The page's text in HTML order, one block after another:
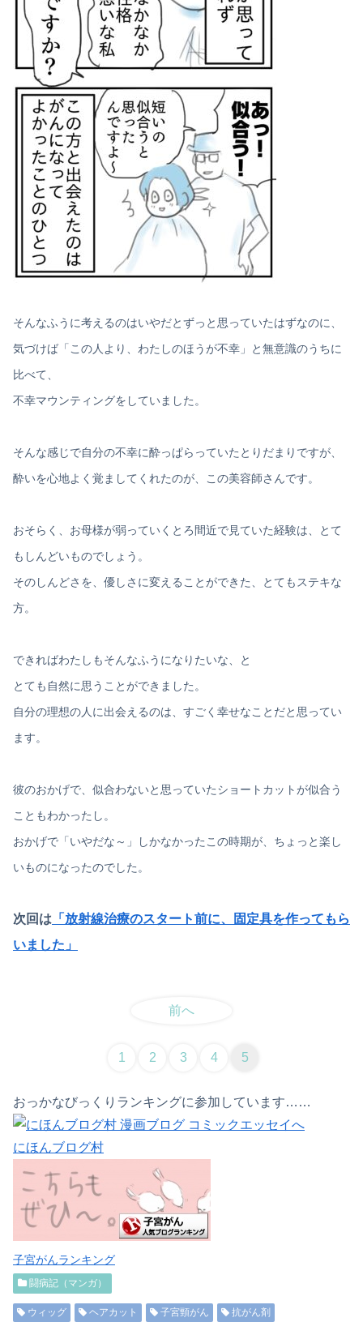
そんなふうに考えるのはいやだとずっと思っていたはずなのに、
気づけば「この人より、わたしのほうが不幸」と無意識のうちに
比べて、
不幸マウンティングをしていました。
そんな感じで自分の不幸に酔っぱらっていたとりだまりですが、
酔いを心地よく覚ましてくれたのが、この美容師さんです。
おそらく、お母様が弱っていくとろ間近で見ていた経験は、とて
もしんどいものでしょう。
そのしんどさを、優しさに変えることができた、とてもステキな
方。
できればわたしもそんなふうになりたいな、と
とても自然に思うことができました。
自分の理想の人に出会えるのは、すごく幸せなことだと思ってい
ます。
彼のおかげで、似合わないと思っていたショートカットが似合う
こともわかったし。
おかげで「いやだな～」しかなかったこの時期が、ちょっと楽し
いものになったのでした。
次回は 「放射線治療のスタート前に、固定具を作ってもら
いました」
前へ
1 2 3 4 5
おっかなびっくりランキングに参加しています……
にほんブログ村
子宮がんランキング
闘病記（マンガ）
ウィッグ ヘアカット 子宮頸がん 抗がん剤